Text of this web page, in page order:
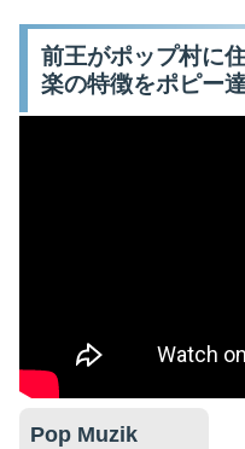
前王がポップ村に
楽の特徴をポピー
Pop Muzik